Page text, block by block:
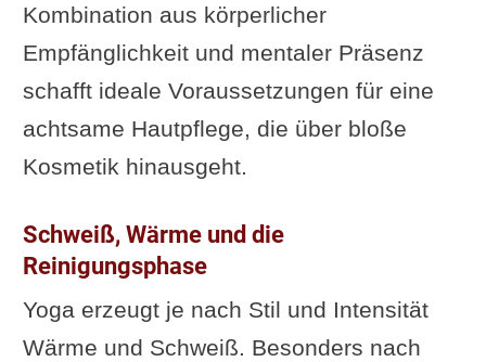
Kombination aus körperlicher
Empfänglichkeit und mentaler Präsenz
schafft ideale Voraussetzungen für eine
achtsame Hautpflege, die über bloße
Kosmetik hinausgeht.
Schweiß, Wärme und die
Reinigungsphase
Yoga erzeugt je nach Stil und Intensität
Wärme und Schweiß. Besonders nach